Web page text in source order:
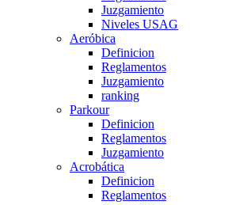
Juzgamiento
Niveles USAG
Aeróbica
Definicion
Reglamentos
Juzgamiento
ranking
Parkour
Definicion
Reglamentos
Juzgamiento
Acrobática
Definicion
Reglamentos